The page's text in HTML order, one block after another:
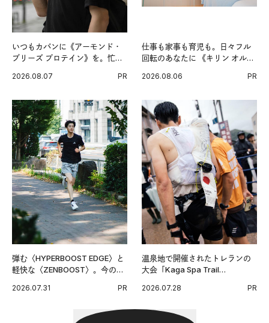
いつもカバンに《アーモンド・
ブリーズ プロテイン》を。忙し
グ習慣。
2026.08.07 PR
仕事も家事も育児も。日々フル
回転のあなたに 《キリン オルニ
2026.08.06 PR
弾む〈HYPERBOOST EDGE〉と
軽快な〈ZENBOOST〉。今の時
出した新機軸。
2026.07.31 PR
温泉地で開催されたトレランの
大会「Kaga Spa Trail
戦を夢見るランナーたちの奮闘
2026.07.28 PR